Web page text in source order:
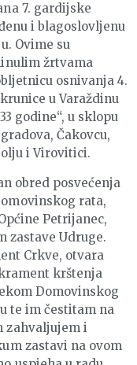
7. gardijske
i blagoslovljenu
Ovime su
žrtvama
osnivanja 4.
u Varaždinu
godine“, u sklopu
Čakovcu,
i Virovitici.
obred posvećenja
rata,
Petrijanec,
zastave Udruge.
Crkve, otvara
krštenja
Domovinskog
te im čestitam na
zahvaljujem i
zastavi na ovom